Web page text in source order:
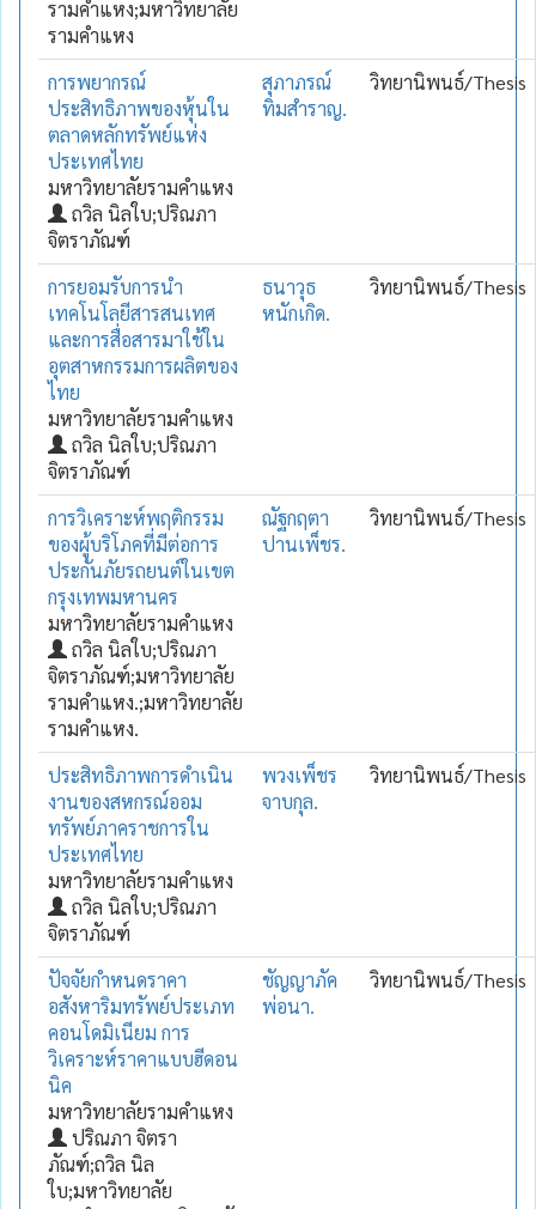
รามคำแหง;มหาวิทยาลัย
รามคำแหง
การพยากรณ์
ประสิทธิภาพของหุ้นใน
ตลาดหลักทรัพย์แห่ง
ประเทศไทย
มหาวิทยาลัยรามคำแหง
ถวิล นิลใบ;ปริณภา
จิตราภัณฑ์
สุภาภรณ์
ทิมสำราญ.
วิทยานิพนธ์/Thesis
การยอมรับการนำ
เทคโนโลยีสารสนเทศ
และการสื่อสารมาใช้ใน
อุตสาหกรรมการผลิตของ
ไทย
มหาวิทยาลัยรามคำแหง
ถวิล นิลใบ;ปริณภา
จิตราภัณฑ์
ธนาวุธ
หนักเกิด.
วิทยานิพนธ์/Thesis
การวิเคราะห์พฤติกรรม
ของผู้บริโภคที่มีต่อการ
ประกันภัยรถยนต์ในเขต
กรุงเทพมหานคร
มหาวิทยาลัยรามคำแหง
ถวิล นิลใบ;ปริณภา
จิตราภัณฑ์;มหาวิทยาลัย
รามคำแหง.;มหาวิทยาลัย
รามคำแหง.
ณัฐกฤตา
ปานเพ็ชร.
วิทยานิพนธ์/Thesis
ประสิทธิภาพการดำเนิน
งานของสหกรณ์ออม
ทรัพย์ภาคราชการใน
ประเทศไทย
มหาวิทยาลัยรามคำแหง
ถวิล นิลใบ;ปริณภา
จิตราภัณฑ์
พวงเพ็ชร
จาบกุล.
วิทยานิพนธ์/Thesis
ปัจจัยกำหนดราคา
อสังหาริมทรัพย์ประเภท
คอนโดมิเนียม การ
วิเคราะห์ราคาแบบฮีดอน
นิค
มหาวิทยาลัยรามคำแหง
ปริณภา จิตรา
ภัณฑ์;ถวิล นิล
ใบ;มหาวิทยาลัย
ชัญญาภัค
พ่อนา.
วิทยานิพนธ์/Thesis